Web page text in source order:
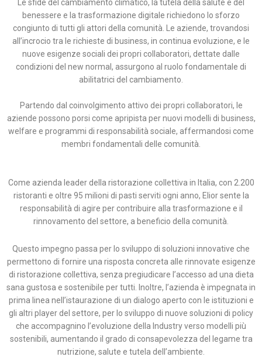
Le sfide del cambiamento climatico, la tutela della salute e del
benessere e la trasformazione digitale richiedono lo sforzo
congiunto di tutti gli attori della comunità. Le aziende, trovandosi
all’incrocio tra le richieste di business, in continua evoluzione, e le
nuove esigenze sociali dei propri collaboratori, dettate dalle
condizioni del new normal, assurgono al ruolo fondamentale di
abilitatrici del cambiamento.
Partendo dal coinvolgimento attivo dei propri collaboratori, le
aziende possono porsi come apripista per nuovi modelli di business,
welfare e programmi di responsabilità sociale, affermandosi come
membri fondamentali delle comunità.
Come azienda leader della ristorazione collettiva in Italia, con 2.200
ristoranti e oltre 95 milioni di pasti serviti ogni anno, Elior sente la
responsabilità di agire per contribuire alla trasformazione e il
rinnovamento del settore, a beneficio della comunità.
Questo impegno passa per lo sviluppo di soluzioni innovative che
permettono di fornire una risposta concreta alle rinnovate esigenze
di ristorazione collettiva, senza pregiudicare l’accesso ad una dieta
sana gustosa e sostenibile per tutti. Inoltre, l’azienda è impegnata in
prima linea nell’istaurazione di un dialogo aperto con le istituzioni e
gli altri player del settore, per lo sviluppo di nuove soluzioni di policy
che accompagnino l’evoluzione della Industry verso modelli più
sostenibili, aumentando il grado di consapevolezza del legame tra
nutrizione, salute e tutela dell’ambiente.